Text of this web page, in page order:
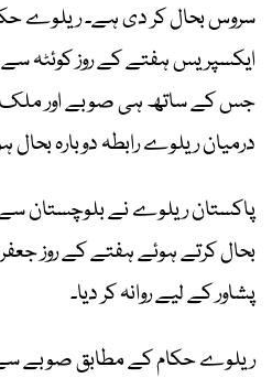
سروس بحال کر دی ہے۔ ریلوے
ایکسپریس ہفتے کے روز کوئٹہ سے
جس کے ساتھ ہی صوبے اور
درمیان ریلوے رابطہ دوبارہ بحال
پاکستان ریلوے نے بلوچستان سے
بحال کرتے ہوئے ہفتے کے روز
پشاور کے لیے روانہ کر دیا۔
ریلوے حکام کے مطابق صوبے سے